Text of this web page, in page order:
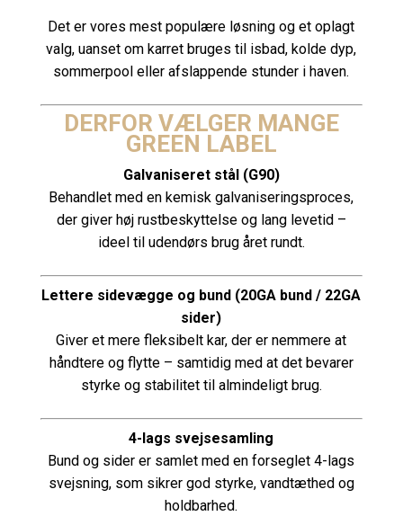
Det er vores mest populære løsning og et oplagt
valg, uanset om karret bruges til isbad, kolde dyp,
sommerpool eller afslappende stunder i haven.
DERFOR VÆLGER MANGE
GREEN LABEL
Galvaniseret stål (G90)
Behandlet med en kemisk galvaniseringsproces,
der giver høj rustbeskyttelse og lang levetid –
ideel til udendørs brug året rundt.
Lettere sidevægge og bund (20GA bund / 22GA
sider)
Giver et mere fleksibelt kar, der er nemmere at
håndtere og flytte – samtidig med at det bevarer
styrke og stabilitet til almindeligt brug.
4-lags svejsesamling
Bund og sider er samlet med en forseglet 4-lags
svejsning, som sikrer god styrke, vandtæthed og
holdbarhed.